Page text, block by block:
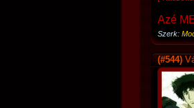
Azé
Szerk:
(#544)